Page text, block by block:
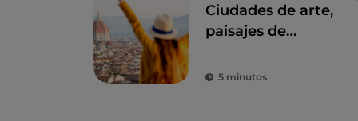
Ciudades de arte,
paisajes de
comida: Toscana es
5 minutos